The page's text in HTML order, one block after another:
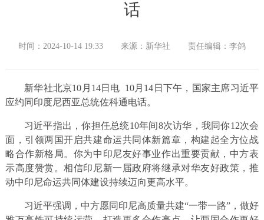
话
时间：2024-10-14 19:33 来源：新华社 责任编辑：李鸽
新华社北京10月14日电 10月14日下午，国家主席习近平
应约同印度尼西亚总统佐科通电话。
习近平指出，你担任总统10年间8次访华，我同你12次会
面，引领两国开启共建命运共同体新篇章，构建起全方位战
略合作新格局。你为中印尼友好事业作出重要贡献，中方表
示高度赞赏。相信印尼新一届政府将继承对华友好政策，推
动中印尼命运共同体建设持续迈向更高水平。
习近平强调，中方愿同印尼高质量共建“一带一路”，做好